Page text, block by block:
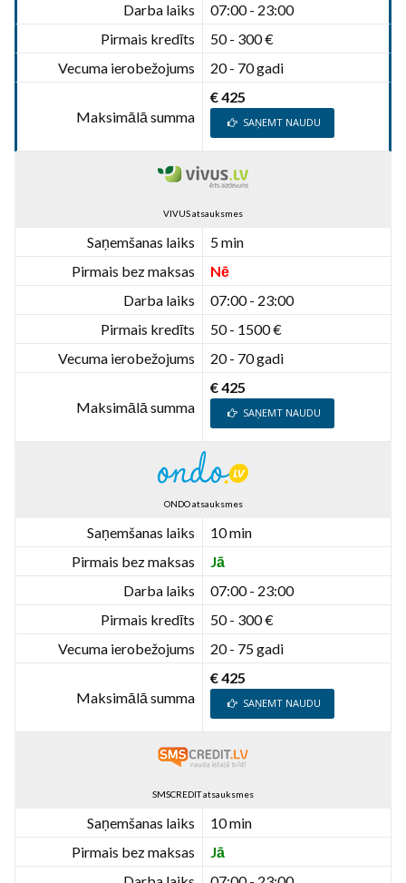
Darba laiks
07:00 - 23:00
Pirmais kredīts
50 - 300 €
Vecuma ierobežojums
20 - 70 gadi
Maksimālā summa
€ 425
SAŅEMT NAUDU
VIVUS atsauksmes
Saņemšanas laiks
5 min
Pirmais bez maksas
Nē
Darba laiks
07:00 - 23:00
Pirmais kredīts
50 - 1500 €
Vecuma ierobežojums
20 - 70 gadi
Maksimālā summa
€ 425
SAŅEMT NAUDU
ONDO atsauksmes
Saņemšanas laiks
10 min
Pirmais bez maksas
Jā
Darba laiks
07:00 - 23:00
Pirmais kredīts
50 - 300 €
Vecuma ierobežojums
20 - 75 gadi
Maksimālā summa
€ 425
SAŅEMT NAUDU
SMSCREDIT atsauksmes
Saņemšanas laiks
10 min
Pirmais bez maksas
Jā